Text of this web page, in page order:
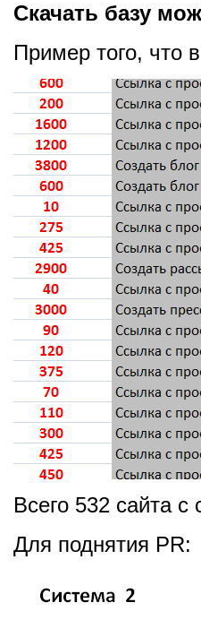
Скачать базу
Пример того, что
Всего 532 сайта
Для поднятия PR: